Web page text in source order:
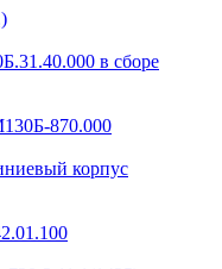
в сборе
870.000
корпус